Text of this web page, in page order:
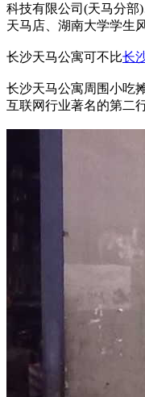
科技有限公司(天马分部
天马店、湖南大学学生
长沙天马公寓可不比长
长沙天马公寓周围小吃
互联网行业著名的第二行